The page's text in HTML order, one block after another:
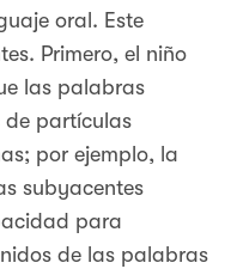
oral. Este
Primero, el niño
las palabras
de partículas
por ejemplo, la
subyacentes
para
de las palabras